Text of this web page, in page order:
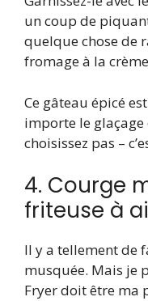
un coup de
quelque chose de
fromage à la
Ce gâteau épicé
importe le glaçage
choisissez pas –
4. Courge
friteuse à
Il y a tellement de
musquée. Mais je
Fryer doit être ma